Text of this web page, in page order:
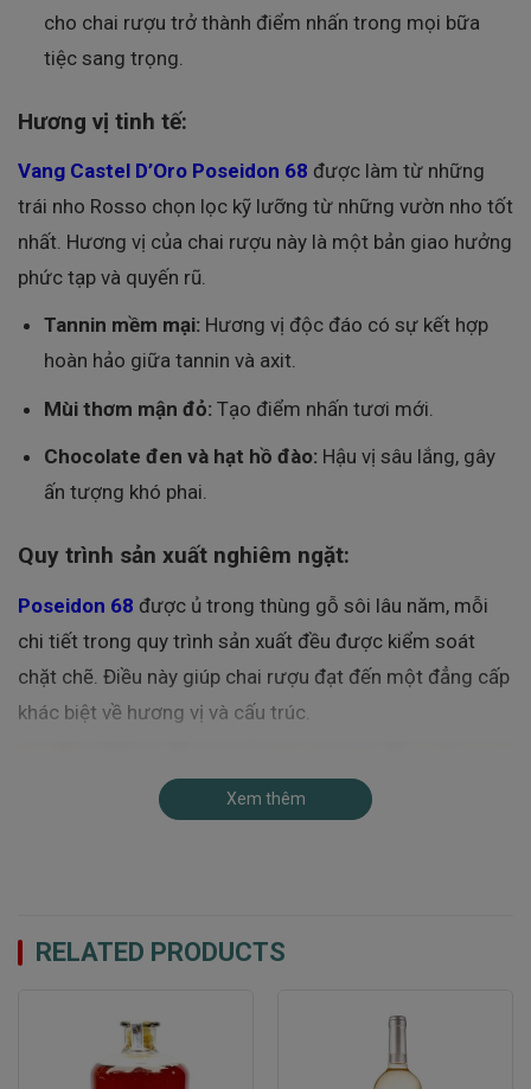
cho chai rượu trở thành điểm nhấn trong mọi bữa
tiệc sang trọng.
Hương vị tinh tế:
Vang Castel D’Oro Poseidon 68 được làm từ những
trái nho Rosso chọn lọc kỹ lưỡng từ những vườn nho tốt
nhất. Hương vị của chai rượu này là một bản giao hưởng
phức tạp và quyến rũ.
Tannin mềm mại: Hương vị độc đáo có sự kết hợp
hoàn hảo giữa tannin và axit.
Mùi thơm mận đỏ: Tạo điểm nhấn tươi mới.
Chocolate đen và hạt hồ đào: Hậu vị sâu lắng, gây
ấn tượng khó phai.
Quy trình sản xuất nghiêm ngặt:
Poseidon 68 được ủ trong thùng gỗ sôi lâu năm, mỗi
chi tiết trong quy trình sản xuất đều được kiểm soát
chặt chẽ. Điều này giúp chai rượu đạt đến một đẳng cấp
khác biệt về hương vị và cấu trúc.
Xem thêm
RELATED PRODUCTS